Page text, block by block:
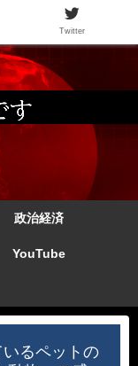
政治経済
YouTube
るペットの
Twitter